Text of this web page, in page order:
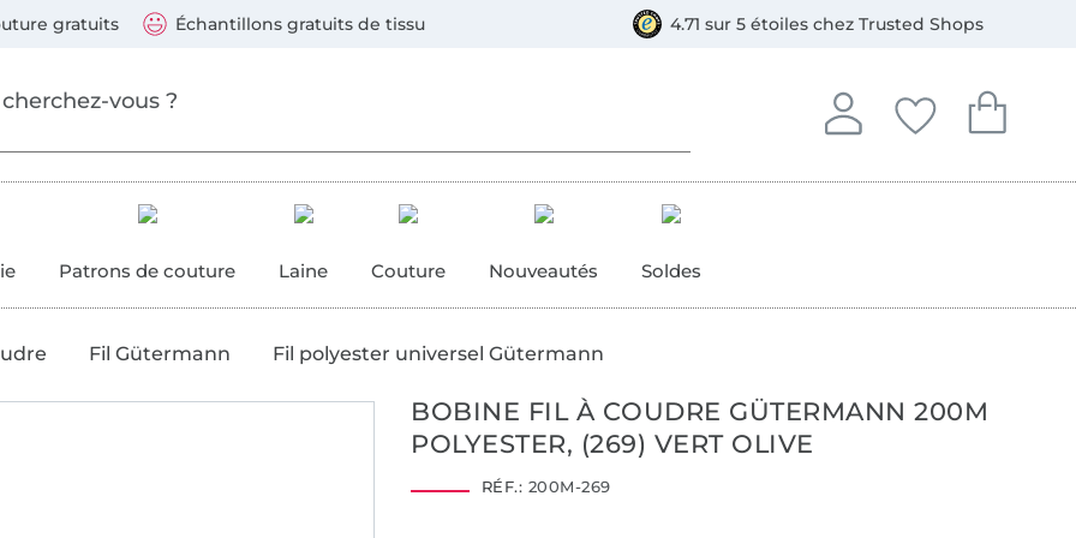
gratuits Échantillons gratuits de tissu 4.71 sur 5 étoiles chez Trusted Shops
Se connecter
Se connecter à votre
Mes favoris
Vous avez
Mon
Vous avez
Patrons de couture Laine Couture Nouveautés Soldes
Fil Gütermann Fil polyester universel Gütermann
BOBINE FIL À COUDRE GÜTERMANN 200M
POLYESTER, (269) VERT OLIVE
RÉF.: 200M-269
suivants : Visa, Mastercard, Carte bleue, PayPal, Virement, Bancontact